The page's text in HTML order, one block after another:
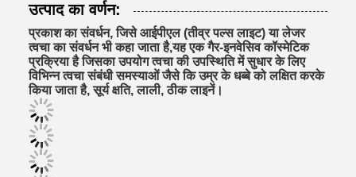
उत्पाद का वर्णन:
प्रकाश का संवर्धन, जिसे आईपीएल (तीव्र पल्स लाइट) या लेजर
त्वचा का संवर्धन भी कहा जाता है,यह एक गैर-इनवेसिव कॉस्मेटिक
प्रक्रिया है जिसका उपयोग त्वचा की उपस्थिति में सुधार के लिए
विभिन्न त्वचा संबंधी समस्याओं जैसे कि उम्र के धब्बे को लक्षित करके
किया जाता है, सूर्य क्षति, लाली, ठीक लाइनें।